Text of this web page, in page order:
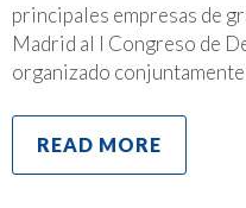
principales empresas de
Madrid al I Congreso de
organizado
READ MORE